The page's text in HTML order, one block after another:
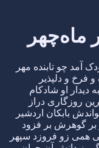
ماه‌چهر
آمد چو تابنده مهر
و فرخ و دلپذیر
دیدار او شادکام
روزگاری دراز
بابکان اردشیر
بر گوهرش بر فزود
همی زو فروزد سپهر